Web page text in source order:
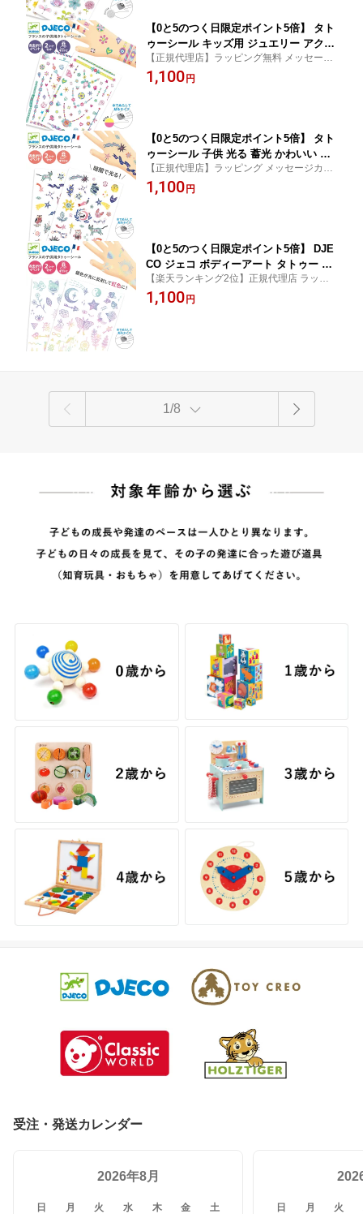
【0と5のつく日限定ポイント5倍】 タト
ゥーシール キッズ用 ジュエリー アクセ
サリー ボディーペイント イベント ステ
ッカー 3歳 女の子 ハロウィン パーティ
【正規代理店】ラッピング無料 メッセージ
カード無料 のし無料 タトゥーシール キッ
ズ ジュエリータトゥー ボディステッカー
1,100 円
【0と5のつく日限定ポイント5倍】 タト
ゥーシール 子供 光る 蓄光 かわいい キ
ッズ 子供 ボディーシール イベント ボ
ディーペイント 3歳 女の子 誕生日ギフ
【正規代理店】ラッピング メッセージカー
ド のし無料 タトゥーシール キッズ用 ボデ
ィステッカー 子ども 子供 キッズ ボディー
1,100 円
【0と5のつく日限定ポイント5倍】 DJE
CO ジェコ ボディーアート タトゥー ラ
ッキー チャーム シール キッズ用 キラ
キラ ステッカー 子ども向け 4歳 5歳 6歳
【楽天ランキング2位】正規代理店 ラッピ
ング メッセージカード のし無料 誕生日プ
レゼント ギフト ヨーロッパ安全規格 おも
1,100 円
1/8
受注・発送カレンダー
2026年8月
日 月 火 水 木 金 土 日 月 火